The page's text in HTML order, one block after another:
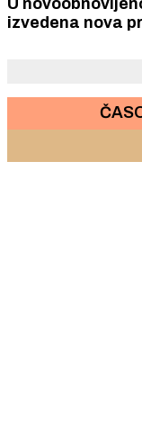
izvedena nova